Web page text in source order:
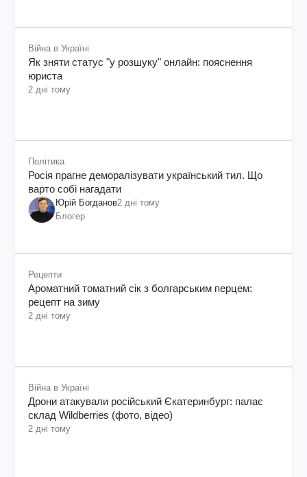
Війна в Україні
Як зняти статус "у розшуку" онлайн: пояснення
юриста
2 дні тому
Політика
Росія прагне деморалізувати український тил. Що
варто собі нагадати
Юрій Богданов2 дні тому
Блогер
Рецепти
Ароматний томатний сік з болгарським перцем:
рецепт на зиму
2 дні тому
Війна в Україні
Дрони атакували російський Єкатеринбург: палає
склад Wildberries (фото, відео)
2 дні тому